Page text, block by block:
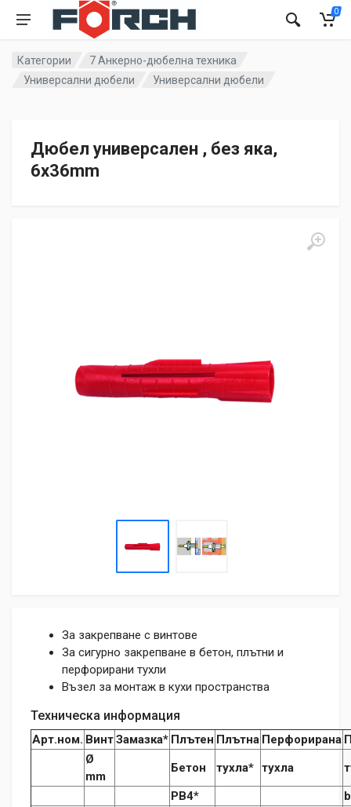
0
Категории
7 Анкерно-дюбелна техника
Универсални дюбели
Универсални дюбели
Дюбел универсален , без яка,
6x36mm
За закрепване с винтове
За сигурно закрепване в бетон, плътни и
перфорирани тухли
Възел за монтаж в кухи пространства
Техническа информация
Арт.ном. ВинтЗамазка* Плътен Плътна Перфорирана
Ø
mm
Бетон тухла* тухла
PB4*